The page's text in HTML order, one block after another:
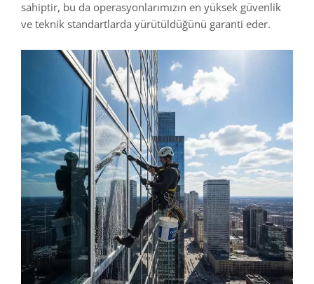
sahiptir, bu da operasyonlarımızın en yüksek güvenlik
ve teknik standartlarda yürütüldüğünü garanti eder.